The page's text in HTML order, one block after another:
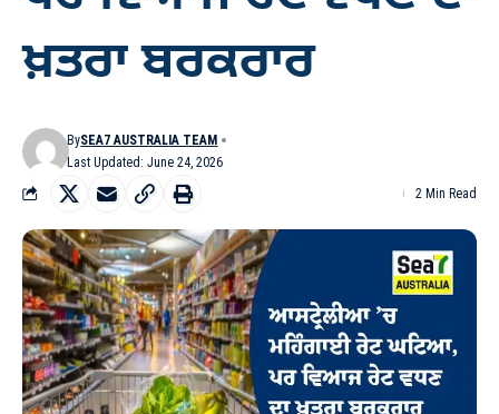
ਖ਼ਤਰਾ ਬਰਕਰਾਰ
Last Updated: June 24, 2026
BySEA7 AUSTRALIA TEAM
2 Min Read